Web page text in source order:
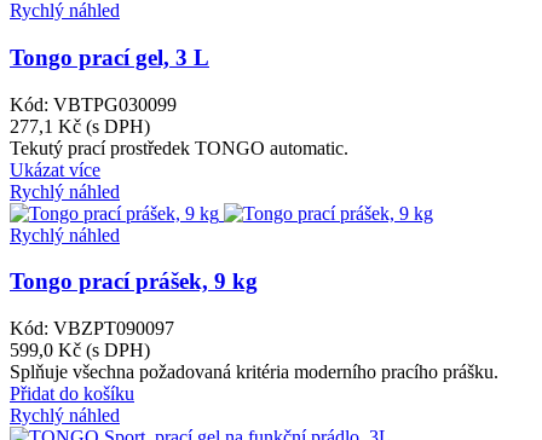
Rychlý náhled
Tongo prací gel, 3 L
Kód: VBTPG030099
277,1 Kč (s DPH)
Tekutý prací prostředek TONGO automatic.
Ukázat více
Rychlý náhled
Rychlý náhled
Tongo prací prášek, 9 kg
Kód: VBZPT090097
599,0 Kč (s DPH)
Splňuje všechna požadovaná kritéria moderního pracího prášku.
Přidat do košíku
Rychlý náhled